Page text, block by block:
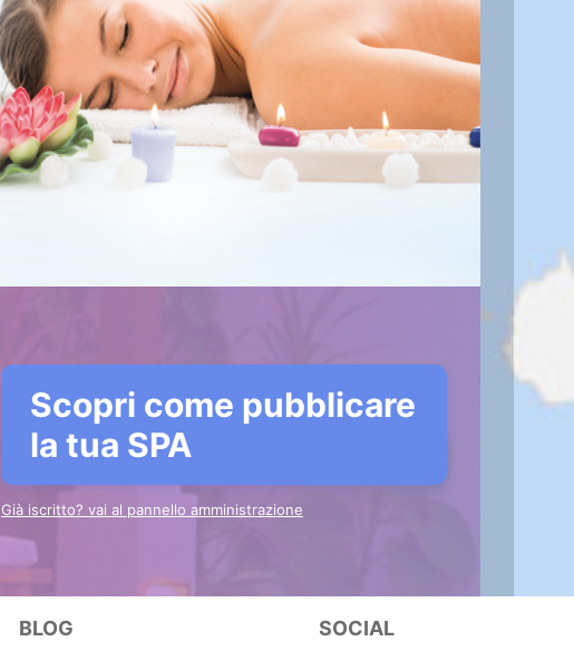
Scopri come pubblicare
la tua SPA
Già iscritto? vai al pannello amministrazione
BLOG SOCIAL